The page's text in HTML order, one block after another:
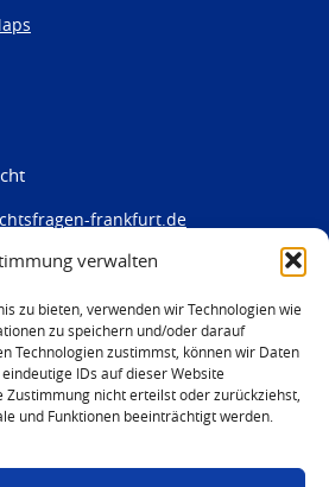
verwalten
zu bieten, verwenden wir Technologien wie
zu speichern und/oder darauf
Technologien zustimmst, können wir Daten
IDs auf dieser Website
nicht erteilst oder zurückziehst,
und Funktionen beeinträchtigt werden.
frankfurt.de
frankfurt.de
01